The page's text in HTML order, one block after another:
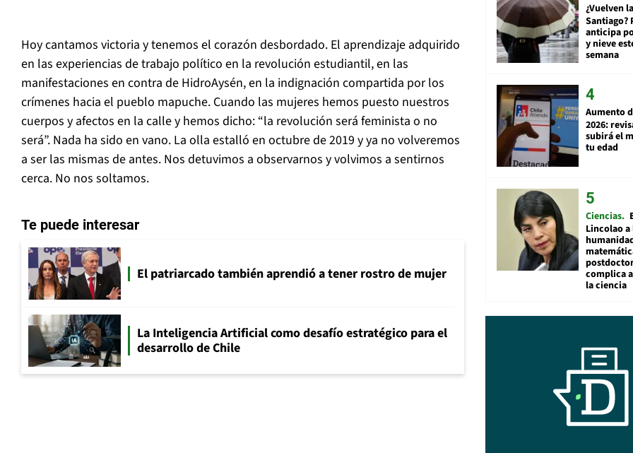
Hoy cantamos victoria y tenemos el corazón desbordado. El aprendizaje adquirido
en las experiencias de trabajo político en la revolución estudiantil, en las
manifestaciones en contra de HidroAysén, en la indignación compartida por los
crímenes hacia el pueblo mapuche. Cuando las mujeres hemos puesto nuestros
cuerpos y afectos en la calle y hemos dicho: “la revolución será feminista o no
será”. Nada ha sido en vano. La olla estalló en octubre de 2019 y ya no volveremos
a ser las mismas de antes. Nos detuvimos a observarnos y volvimos a sentirnos
cerca. No nos soltamos.
Te puede interesar
El patriarcado también aprendió a tener rostro de mujer
La Inteligencia Artificial como desafío estratégico para el
desarrollo de Chile
¿Vuelven
Santiago?
anticipa
y nieve
semana
Aumento
2026:
subirá el
tu edad
Ciencias
Lincolao a
complica
la ciencia